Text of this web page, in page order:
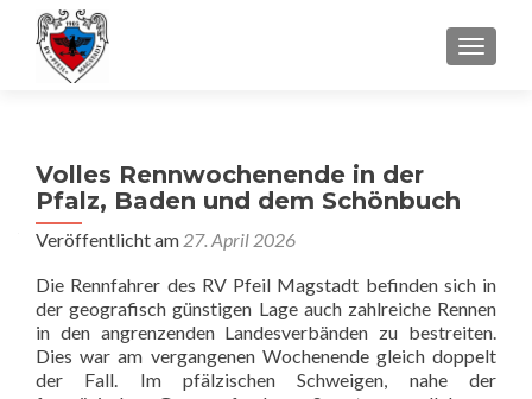
Volles Rennwochenende in der
Pfalz, Baden und dem Schönbuch
Veröffentlicht am 27. April 2026
Die Rennfahrer des RV Pfeil Magstadt befinden sich in
der geografisch günstigen Lage auch zahlreiche Rennen
in den angrenzenden Landesverbänden zu bestreiten.
Dies war am vergangenen Wochenende gleich doppelt
der Fall. Im pfälzischen Schweigen, nahe der